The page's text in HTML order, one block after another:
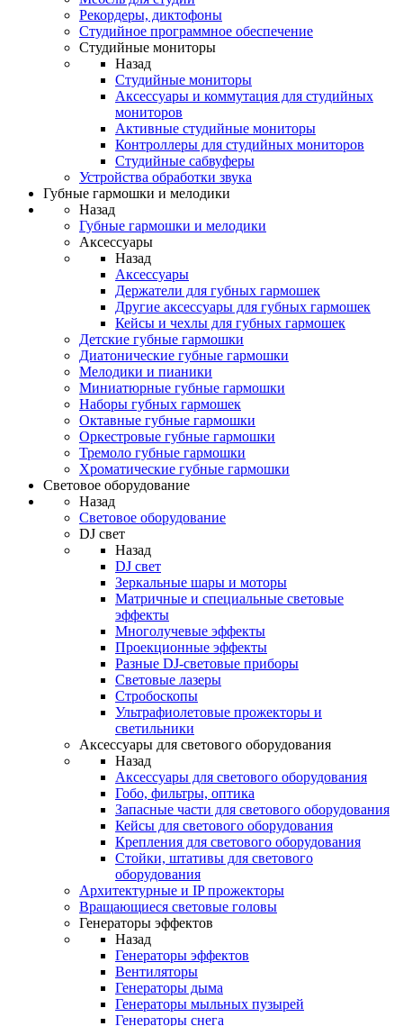
Рекордеры, диктофоны
Студийное программное обеспечение
Студийные мониторы
Назад
Студийные мониторы
Аксессуары и коммутация для студийных
мониторов
Активные студийные мониторы
Контроллеры для студийных мониторов
Студийные сабвуферы
Устройства обработки звука
Губные гармошки и мелодики
Назад
Губные гармошки и мелодики
Аксессуары
Назад
Аксессуары
Держатели для губных гармошек
Другие аксессуары для губных гармошек
Кейсы и чехлы для губных гармошек
Детские губные гармошки
Диатонические губные гармошки
Мелодики и пианики
Миниатюрные губные гармошки
Наборы губных гармошек
Октавные губные гармошки
Оркестровые губные гармошки
Тремоло губные гармошки
Хроматические губные гармошки
Световое оборудование
Назад
Световое оборудование
DJ свет
Назад
DJ свет
Зеркальные шары и моторы
Матричные и специальные световые
эффекты
Многолучевые эффекты
Проекционные эффекты
Разные DJ-световые приборы
Световые лазеры
Стробоскопы
Ультрафиолетовые прожекторы и
светильники
Аксессуары для светового оборудования
Назад
Аксессуары для светового оборудования
Гобо, фильтры, оптика
Запасные части для светового оборудования
Кейсы для светового оборудования
Крепления для светового оборудования
Стойки, штативы для светового
оборудования
Архитектурные и IP прожекторы
Вращающиеся световые головы
Генераторы эффектов
Назад
Генераторы эффектов
Вентиляторы
Генераторы дыма
Генераторы мыльных пузырей
Генераторы снега